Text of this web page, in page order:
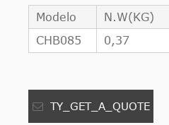
Modelo N.W(KG)
CHB085
0,37
TY_GET_A_QUOTE